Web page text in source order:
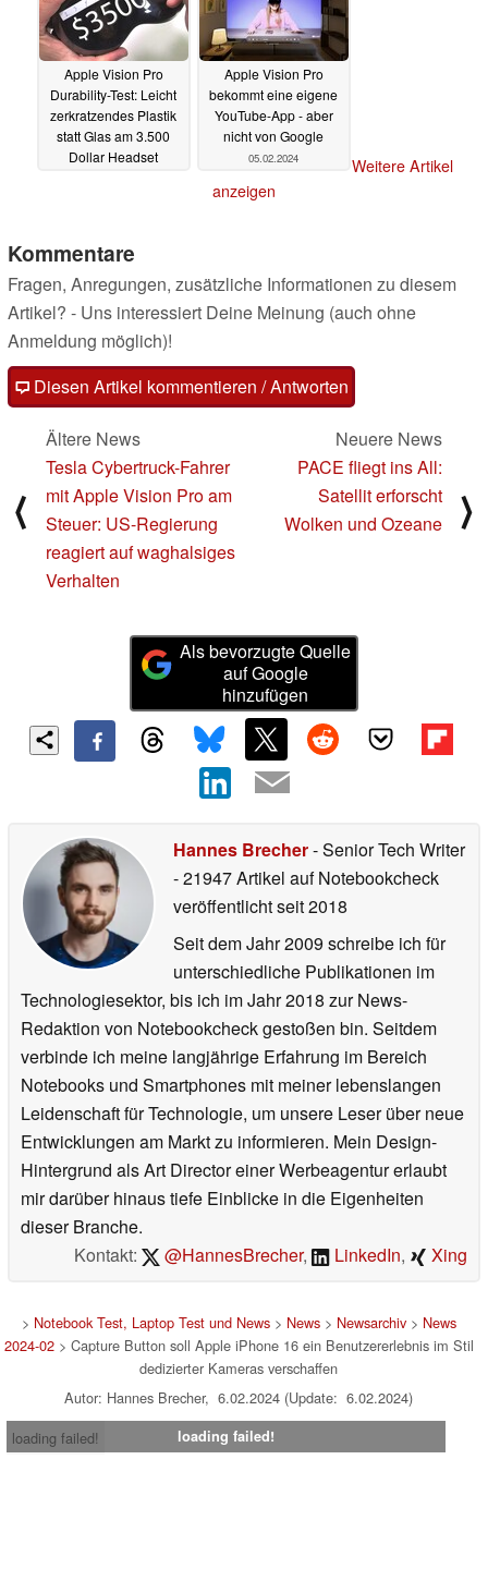
Apple Vision Pro
Durability-Test: Leicht
zerkratzendes Plastik
statt Glas am 3.500
Dollar Headset
Apple Vision Pro
bekommt eine eigene
YouTube-App - aber
nicht von Google
05.02.2024
Weitere Artikel
anzeigen
Kommentare
Fragen, Anregungen, zusätzliche Informationen zu diesem
Artikel? - Uns interessiert Deine Meinung (auch ohne
Anmeldung möglich)!
Diesen Artikel kommentieren / Antworten
⟨
Ältere News
Tesla Cybertruck-Fahrer
mit Apple Vision Pro am
Steuer: US-Regierung
reagiert auf waghalsiges
Verhalten
Neuere News
PACE fliegt ins All:
Satellit erforscht
Wolken und Ozeane
⟩
Als bevorzugte Quelle
auf Google
hinzufügen
Hannes Brecher- Senior Tech Writer
- 21947 Artikel auf Notebookcheck
veröffentlichtseit 2018
Seit dem Jahr 2009 schreibe ich für
unterschiedliche Publikationen im
Technologiesektor, bis ich im Jahr 2018 zur News-
Redaktion von Notebookcheck gestoßen bin. Seitdem
verbinde ich meine langjährige Erfahrung im Bereich
Notebooks und Smartphones mit meiner lebenslangen
Leidenschaft für Technologie, um unsere Leser über neue
Entwicklungen am Markt zu informieren. Mein Design-
Hintergrund als Art Director einer Werbeagentur erlaubt
mir darüber hinaus tiefe Einblicke in die Eigenheiten
dieser Branche.
Kontakt:
@HannesBrecher, LinkedIn, Xing
> Notebook Test, Laptop Test und News> News> Newsarchiv> News
2024-02> Capture Button soll Apple iPhone 16 ein Benutzererlebnis im Stil
dedizierter Kameras verschaffen
Autor: Hannes Brecher, 6.02.2024 (Update: 6.02.2024)
loading failed!
loading failed!